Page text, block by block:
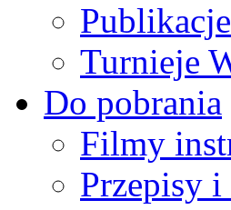
Publikacje
Turnieje
Do pobrania
Filmy
Przepisy